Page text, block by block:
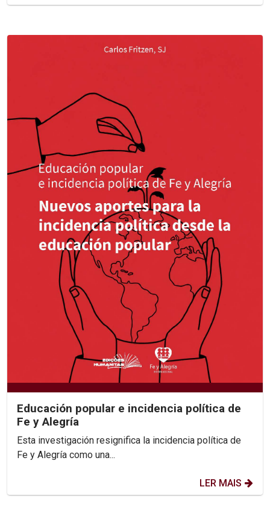
Educación popular e incidencia política de
Fe y Alegría
Esta investigación resignifica la incidencia política de
Fe y Alegría como una...
LER MAIS